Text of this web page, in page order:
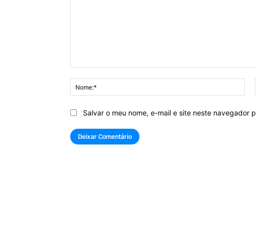
Salvar o meu nome, e-mail e site neste navegador